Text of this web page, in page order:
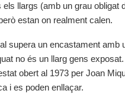
els llargs (amb un grau obligat
estan on realment calen.
supera un encastament amb
no és un llarg gens
obert al 1973 per Joan
i es poden enllaçar.